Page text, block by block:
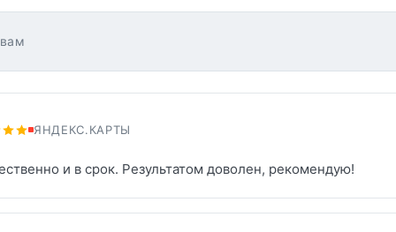
ЯНДЕКС.КАРТЫ
и в срок. Результатом доволен, рекомендую!